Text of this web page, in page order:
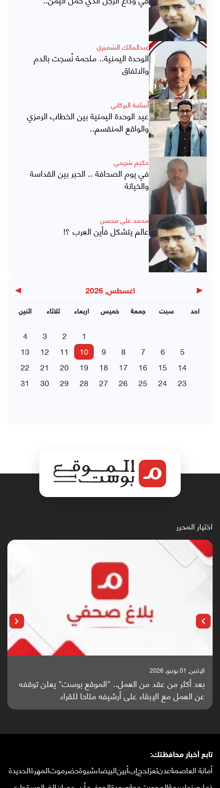
عبدالمالك الشميري
الوحدة اليمنية.. ملحمة نُسجت بالدم
والاتفاق
أسامة البركاني
عيد الوحدة اليمنية بين الخطاب الرمزي
والواقع المنقسم..
حكيم شريحي
في يوم الصحافة .. الحبر بين القداسة
والخيانة
محمد علي محسن
عالم يتشكل فأين العرب ؟!
◀ اغسطس, 2026 ▶
اثنين ثلاثاء اربعاء خميس جمعة سبت احد
1
2
3
4
5
6
7
8
9
10
11
12
13
14
15
16
17
18
19
20
21
22
23
24
25
26
27
28
29
30
31
اختيار المحرر
الإثنين, 25 مايو, 2026
باحثون من اليمن يدخلون سباق أبحاث ألزهايمر بدراسة
واعدة منشورة عالميا (ترجمة)
تابع أخبار محافظتك:
أمانة العاصمةعدنتعزلحجإبأبينالبيضاءشبوةحضرموتالمهرةالحديدة